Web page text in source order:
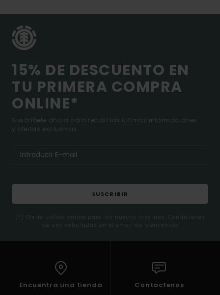
15% DE DESCUENTO EN
TU PRIMERA COMPRA
ONLINE*
Suscríbete ahora para recibir las ultimas informaciones
y ofertas exclusivas.
SUSCRIBIR
(*) Oferta valida online para los nuevos inscritos. Condiciones
de uso detalladas en el email de bienvenida
Encuentra una tienda Contactenos